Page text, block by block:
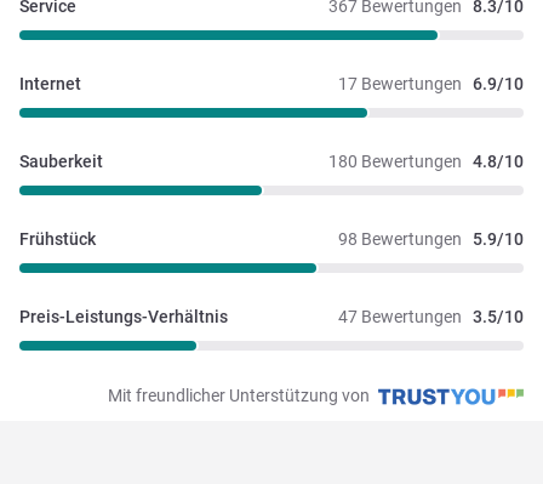
367 Bewertungen 8.3/10
Service
17 Bewertungen 6.9/10
Internet
180 Bewertungen 4.8/10
Sauberkeit
98 Bewertungen 5.9/10
Frühstück
47 Bewertungen 3.5/10
Preis-Leistungs-Verhältnis
Mit freundlicher Unterstützung von